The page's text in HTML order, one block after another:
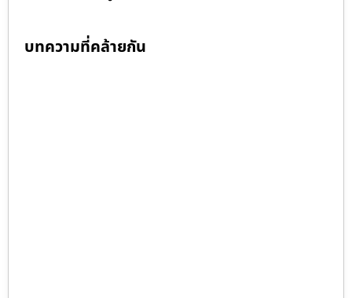
บทความที่คล้ายกัน